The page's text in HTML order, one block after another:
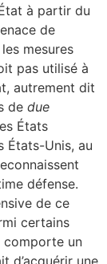
à partir du
de
mesures
pas utilisé à
autrement dit
de due
États
États-Unis, au
défense.
de ce
certains
comporte un
d’acquérir une